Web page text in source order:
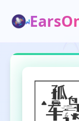
打分
键盘下留人
删除确认
加入播单